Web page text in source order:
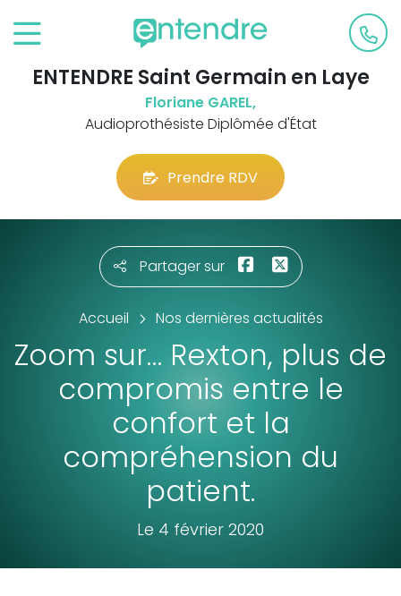
ENTENDRE Saint Germain en Laye
Floriane GAREL,
Audioprothésiste Diplômée d'État
Prendre RDV
Partager sur
Accueil Nos dernières actualités
Zoom sur… Rexton, plus de
compromis entre le
confort et la
compréhension du
patient.
Le 4 février 2020